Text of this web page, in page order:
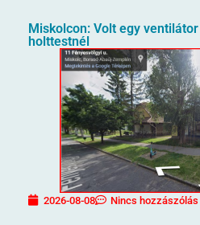
Miskolcon: Volt egy
holttestnél
2026-08-08 Nincs hozzászólás